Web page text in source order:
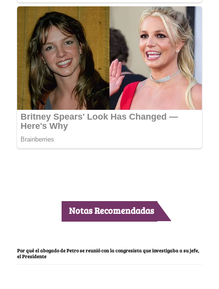
Notas Recomendadas
Por qué el abogado de Petro se reunió con la congresista que investigaba a su jefe,
el Presidente